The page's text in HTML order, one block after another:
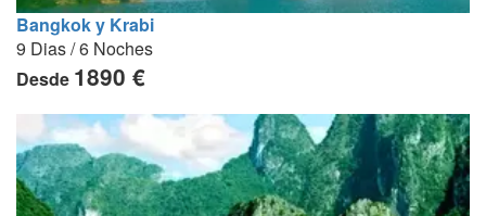
Bangkok y Krabi
9 Dias / 6 Noches
Desde 1890 €